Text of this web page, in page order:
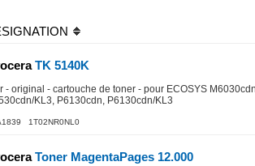
TK 5140K
- original - cartouche de toner - pour ECOSYS
KL3, P6130cdn, P6130cdn/KL3
1T02NR0NL0
Toner MagentaPages 12.000